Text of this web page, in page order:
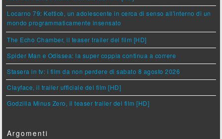
Locarno 79: Ketticè, un adolescente in cerca di senso all'interno di un
mondo programmaticamente insensato
The Echo Chamber, il teaser trailer del film [HD]
Spider Man e Odissea: la super coppia continua a correre
Stasera in tv: i film da non perdere di sabato 8 agosto 2026
Clayface, il trailer ufficiale del film [HD]
Godzilla Minus Zero, il teaser trailer del film [HD]
Argomenti